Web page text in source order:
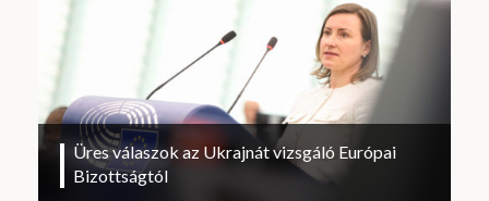
Üres válaszok az Ukrajnát vizsgáló Európai
Bizottságtól